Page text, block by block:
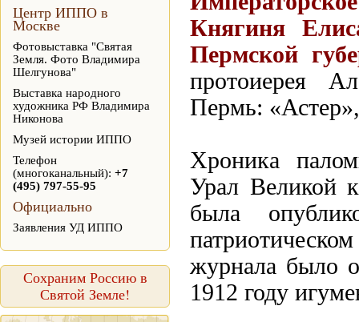
Центр ИППО в
Москве
Фотовыставка "Святая
Земля. Фото Владимира
Шелгунова"
Выставка народного
художника РФ Владимира
Никонова
Музей истории ИППО
Телефон
(многоканальный): +7
(495) 797-55-95
Официально
Заявления УД ИППО
Сохраним Россию в
Святой Земле!
Княгиня
Пермской
протоиерея
Пермь:
Хроника
Урал Великой
была
журнала было
1912 году